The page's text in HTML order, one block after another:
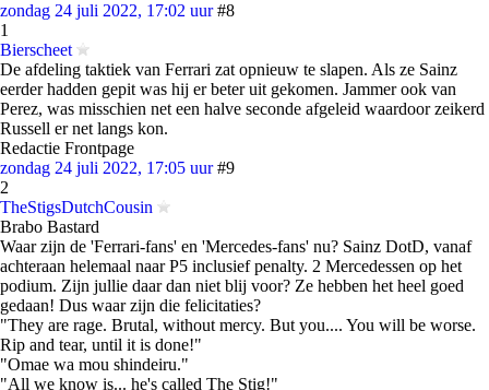
zondag 24 juli 2022, 17:02 uur #8
1
Bierscheet
De afdeling taktiek van Ferrari zat opnieuw te slapen. Als ze Sainz
eerder hadden gepit was hij er beter uit gekomen. Jammer ook van
Perez, was misschien net een halve seconde afgeleid waardoor zeikerd
Russell er net langs kon.
Redactie Frontpage
zondag 24 juli 2022, 17:05 uur #9
2
TheStigsDutchCousin
Brabo Bastard
Waar zijn de 'Ferrari-fans' en 'Mercedes-fans' nu? Sainz DotD, vanaf
achteraan helemaal naar P5 inclusief penalty. 2 Mercedessen op het
podium. Zijn jullie daar dan niet blij voor? Ze hebben het heel goed
gedaan! Dus waar zijn die felicitaties?
"They are rage. Brutal, without mercy. But you.... You will be worse.
Rip and tear, until it is done!"
"Omae wa mou shindeiru."
"All we know is... he's called The Stig!"